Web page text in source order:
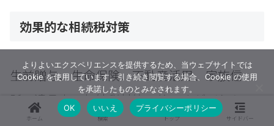
効果的な相続税対策
生前贈与、生命保険、不動産活用、家族信
託、遺言書は相続税対策の柱ですがどれもメ
ホーム 検索 トップ サイドバー
よりよいエクスペリエンスを提供するため、当ウェブサイトでは
Cookie を使用しています。引き続き閲覧する場合、Cookie の使用
を承諾したものとみなされます。
OK
いいえ プライバシーポリシー